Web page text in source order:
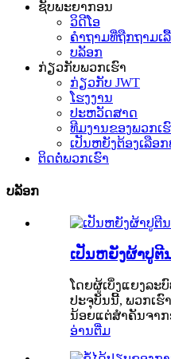
ຊັບພະຍາກອນ
ວິດີໂອ
ຄຳຖາມທີ່ຖືກຖາມເ
ບລັອກ
ກ່ຽວກັບພວກເຮົາ
ກ່ຽວກັບ JWT
ໂຮງງານ
ປະຫວັດສາດ
ທີມງານຂອງພວກເ
ເປັນຫຍັງຕ້ອງເລືອ
ຕິດຕໍ່ພວກເຮົາ
ບລັອກ
ເປັນຫຍັງຜ້າປູຕີ
ໂດຍຜູ້ເບິ່ງແຍງລະບົ
ປະຈຸບັນນີ້, ພວກເຮົ
ນ້ອຍແຕ່ສຳຄັນຈາກ
ອ່ານຕື່ມ